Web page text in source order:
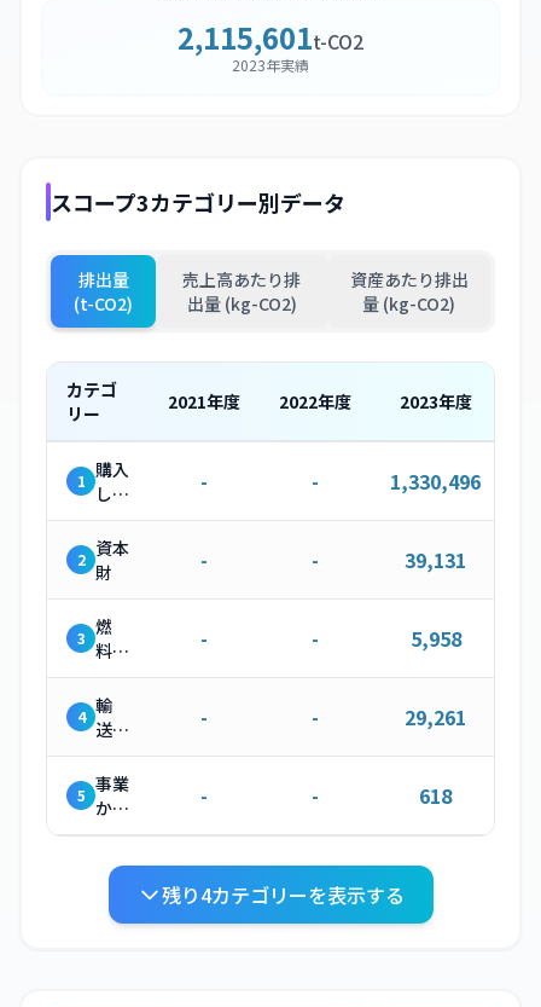
2,115,601t-CO2
2023年実績
スコープ3カテゴリー別データ
排出量
(t-CO2)
売上高あたり排
出量 (kg-CO2)
資産あたり排出
量 (kg-CO2)
カテゴ
リー
2021年度 2022年度 2023年度
1 購入
した
製
品・
サー
- - 1,330,496
2 資本
財
- - 39,131
3 燃
料・
エネ
ルギ
ー関
動
- - 5,958
4 輸
送・
配送
（上
流）
- - 29,261
5 事業
から
発生
廃棄
- - 618
残り4カテゴリーを表示する